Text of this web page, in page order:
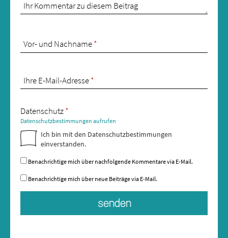
Ihr Kommentar zu diesem Beitrag
Vor- und Nachname*
Ihre E-Mail-Adresse*
Datenschutz*
Datenschutzbestimmungen aufrufen
Ich bin mit den Datenschutzbestimmungen
einverstanden.
Benachrichtige mich über nachfolgende Kommentare via E-Mail.
Benachrichtige mich über neue Beiträge via E-Mail.